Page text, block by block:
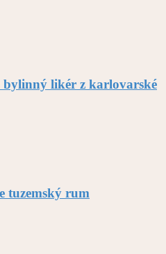
bylinný likér z karlovarské
tuzemský rum